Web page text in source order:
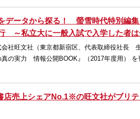
データから探る！ 螢雪時代特別編
～私立大に一般入試で入学した者
社旺文社（東京都新宿区、代表取締役社長
真の実力 情報公開BOOK』（2017年度用）
店売上シェアNo.1※の旺文社がブリ